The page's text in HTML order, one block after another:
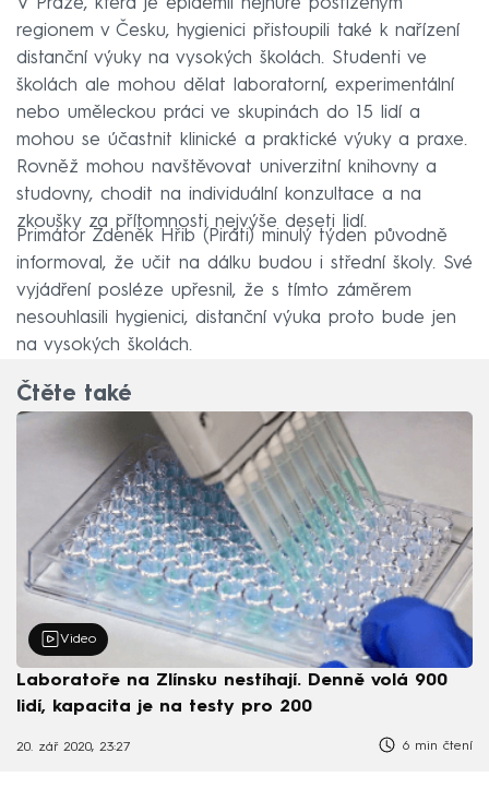
regionem v Česku, hygienici přistoupili také k nařízení
distanční výuky na vysokých školách. Studenti ve
školách ale mohou dělat laboratorní, experimentální
nebo uměleckou práci ve skupinách do 15 lidí a
mohou se účastnit klinické a praktické výuky a praxe.
Rovněž mohou navštěvovat univerzitní knihovny a
studovny, chodit na individuální konzultace a na
zkoušky za přítomnosti nejvýše deseti lidí.
Primátor Zdeněk Hřib (Piráti) minulý týden původně
informoval, že učit na dálku budou i střední školy. Své
vyjádření posléze upřesnil, že s tímto záměrem
nesouhlasili hygienici, distanční výuka proto bude jen
na vysokých školách.
Čtěte také
Video
Laboratoře na Zlínsku nestíhají. Denně volá 900
lidí, kapacita je na testy pro 200
20. zář 2020, 23:27 6 min čtení